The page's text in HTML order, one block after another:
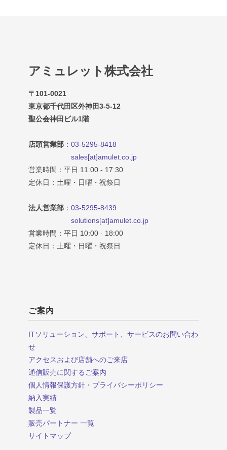
アミュレット株式会社
〒101-0021
東京都千代田区外神田3-5-12
聖公会神田ビル1階
店頭営業部 ： 03-5295-8418
sales[at]amulet.co.jp
営業時間：平日 11:00 - 17:30
定休日：土曜・日曜・祝祭日
法人営業部 ： 03-5295-8439
solutions[at]amulet.co.jp
営業時間：平日 10:00 - 18:00
定休日：土曜・日曜・祝祭日
ご案内
ITソリューション、サポート、サービスのお問い合わ
せ
アクセスおよび店舗へのご来店
通信販売に関するご案内
個人情報保護方針・プライバシーポリシー
納入実績
製品一覧
販売パートナー 一覧
サイトマップ